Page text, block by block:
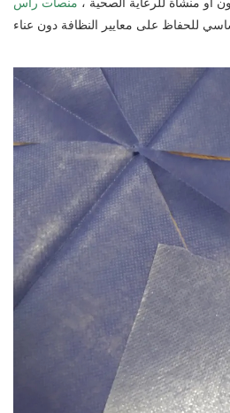
للحفاظ على معايير النظافة دون عناء